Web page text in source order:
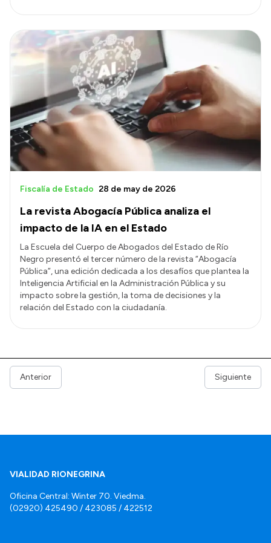
La revista Abogacía Pública analiza el
impacto de la IA en el Estado
Fiscalía de Estado 28 de may de 2026
La Escuela del Cuerpo de Abogados del Estado de Río
Negro presentó el tercer número de la revista “Abogacía
Pública”, una edición dedicada a los desafíos que plantea la
Inteligencia Artificial en la Administración Pública y su
impacto sobre la gestión, la toma de decisiones y la
relación del Estado con la ciudadanía.
Anterior Siguiente
VIALIDAD RIONEGRINA
Oficina Central: Winter 70. Viedma.
(02920) 425490 / 423085 / 422512